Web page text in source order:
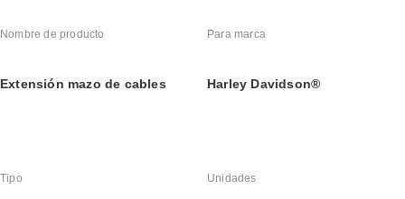
Nombre de producto
Extensión mazo de cables
Para marca
Harley Davidson®
Tipo Unidades